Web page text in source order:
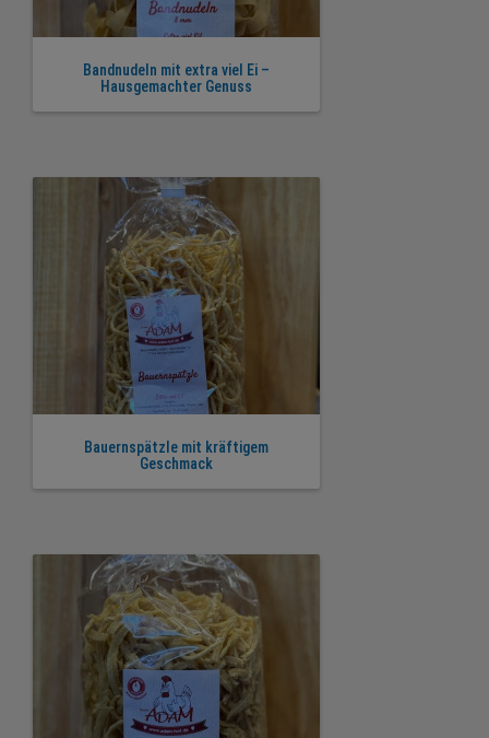
Bandnudeln mit extra viel Ei –
Hausgemachter Genuss
Bauernspätzle mit kräftigem
Geschmack